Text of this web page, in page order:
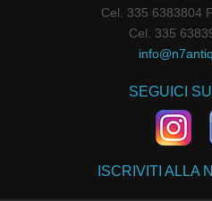
Cel. 335 6383804
Cel. 335
SEGUICI
ISCRIVITI ALLA